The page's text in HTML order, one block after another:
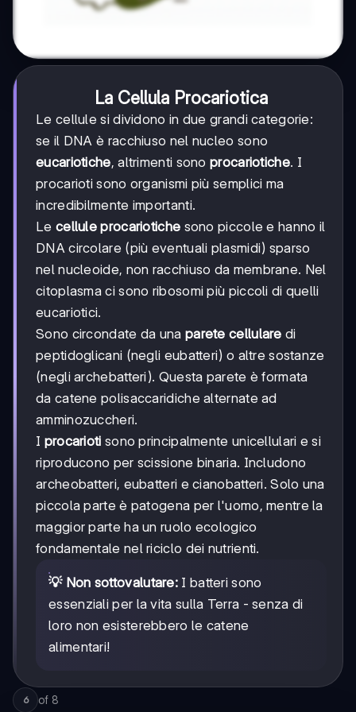
La Cellula Procariotica
Le cellule si dividono in due grandi categorie:
se il DNA è racchiuso nel nucleo sono
eucariotiche, altrimenti sonoprocariotiche. I
procarioti sono organismi più semplici ma
incredibilmente importanti.
Le cellule procariotiche sono piccole e hanno il
DNA circolare (più eventuali plasmidi) sparso
nel nucleoide, non racchiuso da membrane. Nel
citoplasma ci sono ribosomi più piccoli di quelli
eucariotici.
Sono circondate da una parete cellulare di
peptidoglicani (negli eubatteri) o altre sostanze
(negli archebatteri). Questa parete è formata
da catene polisaccaridiche alternate ad
amminozuccheri.
I procarioti sono principalmente unicellulari e si
riproducono per scissione binaria. Includono
archeobatteri, eubatteri e cianobatteri. Solo una
piccola parte è patogena per l'uomo, mentre la
maggior parte ha un ruolo ecologico
fondamentale nel riciclo dei nutrienti.
💡 Non sottovalutare: I batteri sono
essenziali per la vita sulla Terra - senza di
loro non esisterebbero le catene
alimentari!
6 of 8